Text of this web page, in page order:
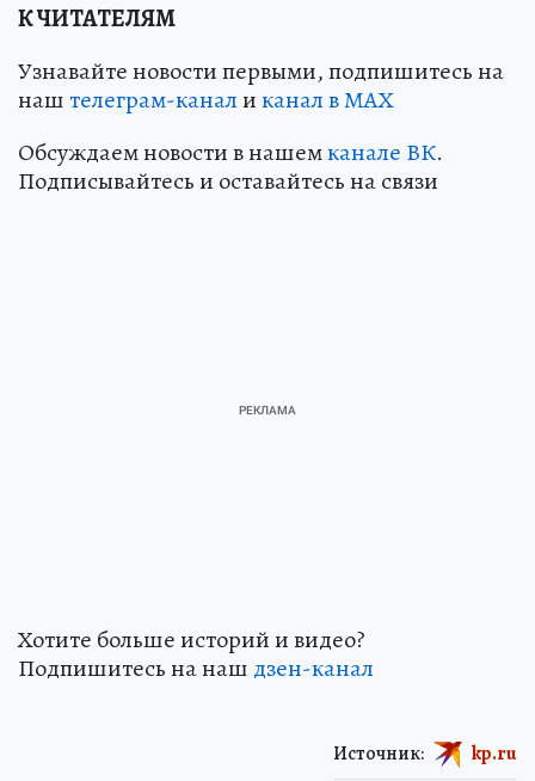
К ЧИТАТЕЛЯМ
Узнавайте новости первыми, подпишитесь на
наштелеграм-каналиканал в МАХ
Обсуждаем новости в нашемканале ВК.
Подписывайтесь и оставайтесь на связи
Хотите больше историй и видео?
Подпишитесь на наш дзен-канал
Источник: kp.ru